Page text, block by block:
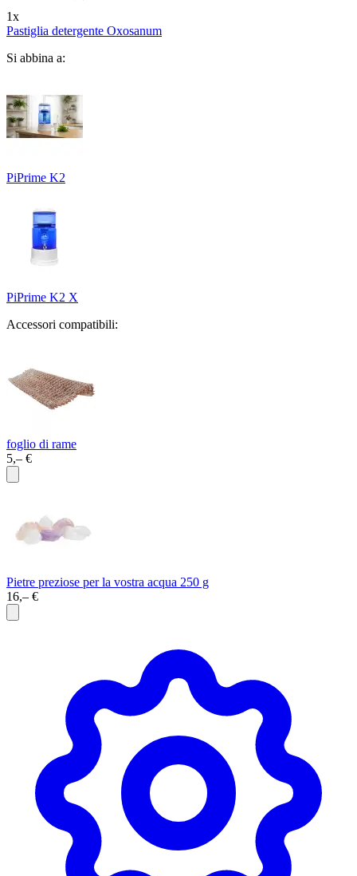
1x
Pastiglia detergente Oxosanum
Si abbina a:
PiPrime K2
PiPrime K2 X
Accessori compatibili:
foglio di rame
5,– €
Pietre preziose per la vostra acqua 250 g
16,– €